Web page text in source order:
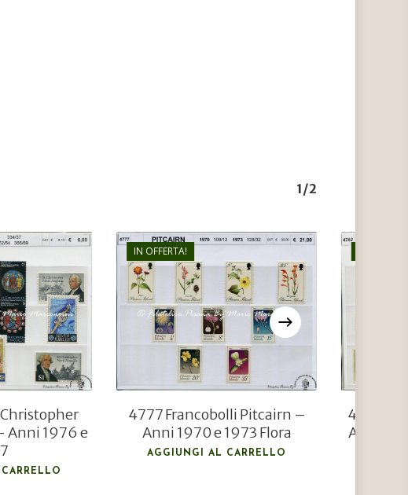
1/2
Anni 1976 e
IN OFFERTA!
€
21,00
€15,00
4777 Francobolli Pitcairn –
Anni 1970 e 1973 Flora
AGGIUNGI AL CARRELLO
4782
Anno